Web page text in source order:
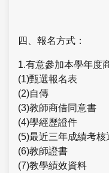
四、報名方式：
1.有意參加本學年度
(1)甄選報名表
(2)自傳
(3)教師商借同意書
(4)學經歷證件
(5)最近三年成績考核
(6)教師證書
(7)教學績效資料